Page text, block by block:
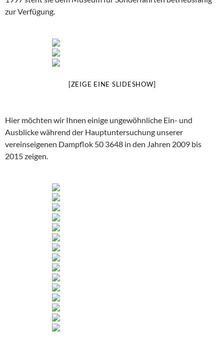
zur Verfügung.
[ZEIGE EINE SLIDESHOW]
Hier möchten wir Ihnen einige ungewöhnliche Ein- und
Ausblicke während der Hauptuntersuchung unserer
vereinseigenen Dampflok 50 3648 in den Jahren 2009 bis
2015 zeigen.